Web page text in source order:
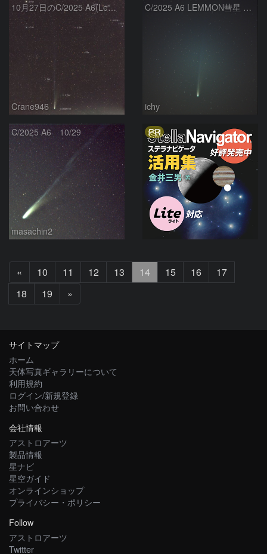
10月27日のC/2025 A6(Lemmon)
Crane946
C/2025 A6 LEMMON彗星 2025/10/30
ichy
C/2025 A6 10/29
masachin2
PR
«
へ
10 11 12 13 14 15 16
17
18
19 »
へ
サイトマップ
ホーム
天体写真ギャラリーについて
利用規約
ログイン/新規登録
お問い合わせ
会社情報
アストロアーツ
製品情報
星ナビ
星空ガイド
オンラインショップ
プライバシー・ポリシー
Follow
アストロアーツ
Twitter